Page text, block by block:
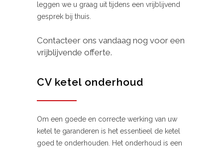
leggen we u graag uit tijdens een vrijblijvend
gesprek bij thuis.
Contacteer ons vandaag nog voor een
vrijblijvende offerte.
CV ketel onderhoud
Om een goede en correcte werking van uw
ketel te garanderen is het essentieel de ketel
goed te onderhouden. Het onderhoud is een